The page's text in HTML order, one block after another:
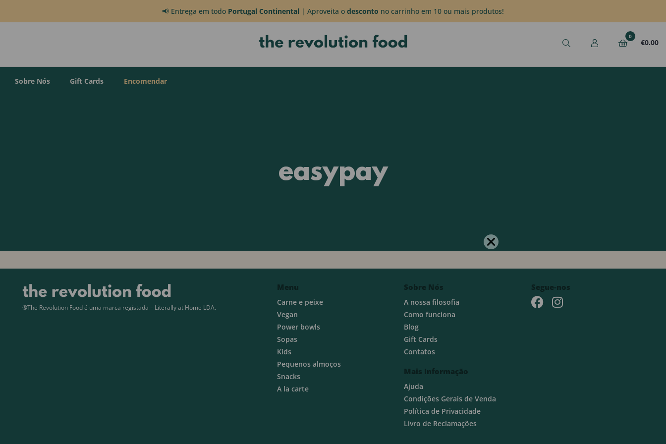
📢 Entrega em todo Portugal Continental | Aproveita o desconto no carrinho em 10 ou mais produtos!
0
€0.00
Sobre Nós Gift Cards Encomendar
easypay
®The Revolution Food é uma marca registada – Literally at Home LDA.
Menu
Carne e peixe
Vegan
Power bowls
Sopas
Kids
Pequenos almoços
Snacks
A la carte
Sobre Nós
A nossa filosofia
Como funciona
Blog
Gift Cards
Contatos
Mais Informação
Ajuda
Condições Gerais de Venda
Política de Privacidade
Livro de Reclamações
Segue-nos